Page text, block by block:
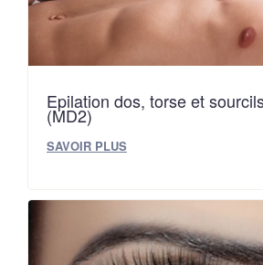
Epilation dos, torse et
(MD2)
SAVOIR PLUS